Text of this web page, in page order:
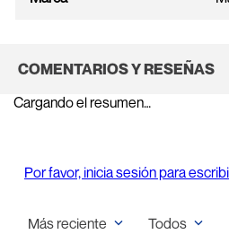
COMENTARIOS Y RESEÑAS
Cargando el resumen…
Por favor, inicia sesión para
Más reciente Todos